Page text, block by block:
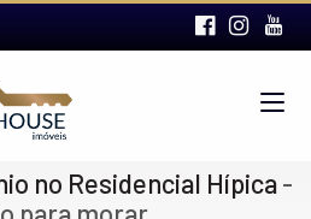
no Residencial Hípica-